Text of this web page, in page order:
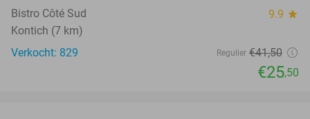
Bistro Côté Sud 9.9 star
Kontich (7 km)
Verkocht: 829
Regulier €41,50
€25,50